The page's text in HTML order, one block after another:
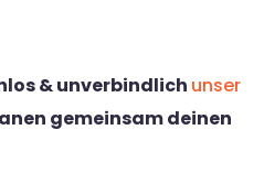
& unverbindlich unser
gemeinsam deinen